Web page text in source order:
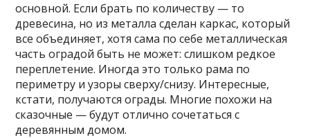
основной. Если брать по количеству — то
древесина, но из металла сделан каркас, который
все объединяет, хотя сама по себе металлическая
часть оградой быть не может: слишком редкое
переплетение. Иногда это только рама по
периметру и узоры сверху/снизу. Интересные,
кстати, получаются ограды. Многие похожи на
сказочные — будут отлично сочетаться с
деревянным домом.